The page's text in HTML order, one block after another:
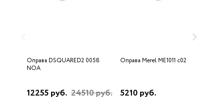
Оправа DSQUARED2 0058
NOA
12255 руб. 24510 руб.
Оправа Merel ME1011 c02
5210 руб.